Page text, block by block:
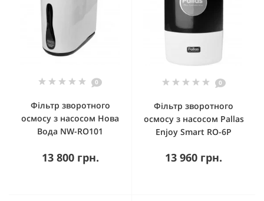
0
Фільтр зворотного
осмосу з насосом Нова
Вода NW-RO101
13 800 грн.
0
Фільтр зворотного
осмосу з насосом Pallas
Enjoy Smart RO-6P
13 960 грн.